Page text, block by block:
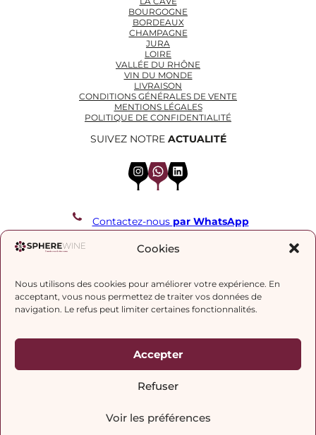
Cookies
Nous utilisons des cookies pour améliorer votre expérience. En
acceptant, vous nous permettez de traiter vos données de
navigation. Le refus peut limiter certaines fonctionnalités.
Accepter
Refuser
Voir les préférences
BOURGOGNE
BORDEAUX
CHAMPAGNE
JURA
LOIRE
VALLÉE DU RHÔNE
VIN DU MONDE
LIVRAISON
CONDITIONS GÉNÉRALES DE VENTE
MENTIONS LÉGALES
POLITIQUE DE CONFIDENTIALITÉ
SUIVEZ NOTRE ACTUALITÉ
InstagramWhatsApp LinkedIn
Contactez-nous par WhatsApp
REJOIGNEZ NOTRE LISTE DE DIFFUSION
J’accepte la politique de confidentialité.